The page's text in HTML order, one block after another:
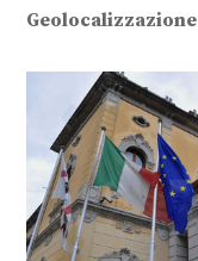
Geolocalizzazione